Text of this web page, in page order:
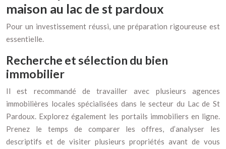
maison au lac de st pardoux
Pour un investissement réussi, une préparation rigoureuse est
essentielle.
Recherche et sélection du bien
immobilier
Il est recommandé de travailler avec plusieurs agences
immobilières locales spécialisées dans le secteur du Lac de St
Pardoux. Explorez également les portails immobiliers en ligne.
Prenez le temps de comparer les offres, d’analyser les
descriptifs et de visiter plusieurs propriétés avant de vous